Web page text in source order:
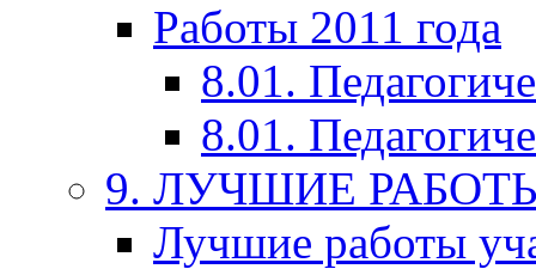
Работы 2011 года
8.01.
8.01.
9. ЛУЧШИЕ
Лучшие работы